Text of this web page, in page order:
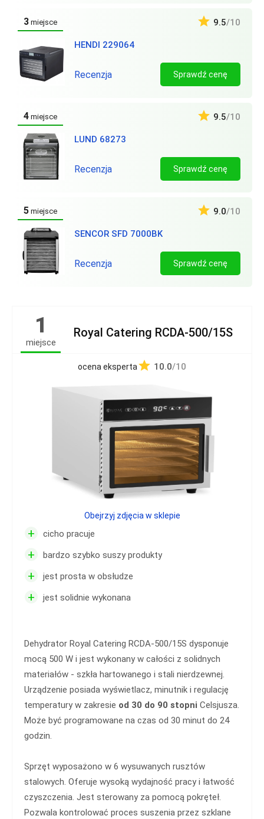
3 miejsce
HENDI 229064
9.5/10
Recenzja Sprawdź cenę
4 miejsce
LUND 68273
9.5/10
Recenzja Sprawdź cenę
5 miejsce
SENCOR SFD 7000BK
9.0/10
Recenzja Sprawdź cenę
1
miejsce
Royal Catering RCDA-500/15S
ocena eksperta 10.0/10
+ cicho pracuje
+ bardzo szybko suszy produkty
+ jest prosta w obsłudze
+ jest solidnie wykonana
Dehydrator Royal Catering RCDA-500/15S dysponuje
mocą 500 W i jest wykonany w całości z solidnych
materiałów - szkła hartowanego i stali nierdzewnej.
Urządzenie posiada wyświetlacz, minutnik i regulację
temperatury w zakresie od 30 do 90 stopni Celsjusza.
Może być programowane na czas od 30 minut do 24
godzin.
Sprzęt wyposażono w 6 wysuwanych rusztów
stalowych. Oferuje wysoką wydajność pracy i łatwość
czyszczenia. Jest sterowany za pomocą pokręteł.
Pozwala kontrolować proces suszenia przez szklane
Obejrzyj zdjęcia w sklepie